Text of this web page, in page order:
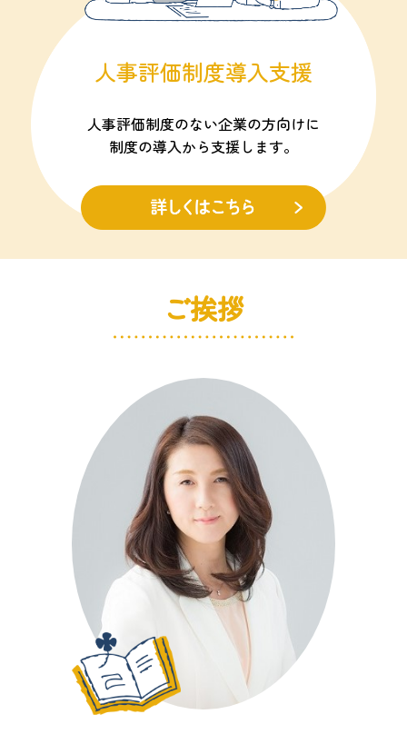
人事評価制度導入支援
人事評価制度のない企業の方向けに
制度の導入から支援します。
ご挨拶